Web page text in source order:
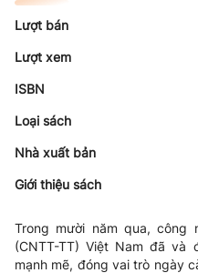
Lượt bán
Lượt xem
ISBN
Loại sách
Nhà xuất bản
Giới thiệu sách
Trong mười năm qua, công
(CNTT-TT) Việt Nam đã
mạnh mẽ, đóng vai trò ngày